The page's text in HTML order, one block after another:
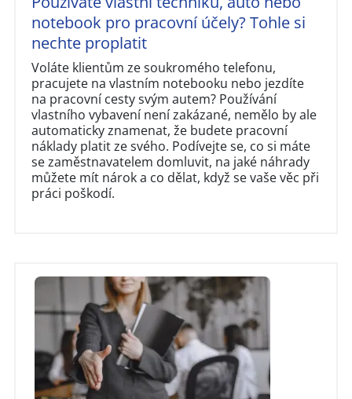
notebook pro pracovní účely? Tohle si
nechte proplatit
Voláte klientům ze soukromého telefonu,
pracujete na vlastním notebooku nebo jezdíte
na pracovní cesty svým autem? Používání
vlastního vybavení není zakázané, nemělo by ale
automaticky znamenat, že budete pracovní
náklady platit ze svého. Podívejte se, co si máte
se zaměstnavatelem domluvit, na jaké náhrady
můžete mít nárok a co dělat, když se vaše věc při
práci poškodí.